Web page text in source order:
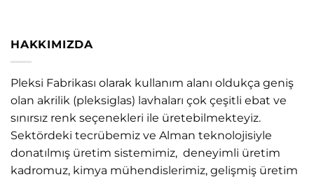
HAKKIMIZDA
Pleksi Fabrikası olarak kullanım alanı oldukça geniş
olan akrilik (pleksiglas) lavhaları çok çeşitli ebat ve
sınırsız renk seçenekleri ile üretebilmekteyiz.
Sektördeki tecrübemiz ve Alman teknolojisiyle
donatılmış üretim sistemimiz, deneyimli üretim
kadromuz, kimya mühendislerimiz, gelişmiş üretim